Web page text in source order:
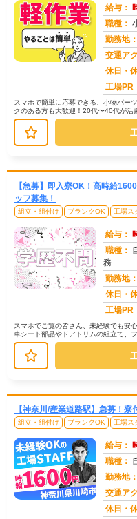
給与：
職種：
勤務地：
交通ア
休日・
工場PR
スマホで簡単に応募できる、小物パー
クのある方も大歓迎！20代〜40代が活
目で見てチェックします。→不良...
【急募】即入寮OK！高時給
ッフ募集！
組立・組付け ブランクOK 工場ス
給与：
職種：
務
勤務地：
休日・
工場PR
スマホでご覧の皆さん、未経験でも安
車シート部品やドアトリムの組立て、
ん。丁寧に指導しますので、未経験の...
【神奈川/産業道路駅】急募！
組立・組付け ブランクOK 工場ス
給与：
職種：
勤務地：
交通ア
休日・